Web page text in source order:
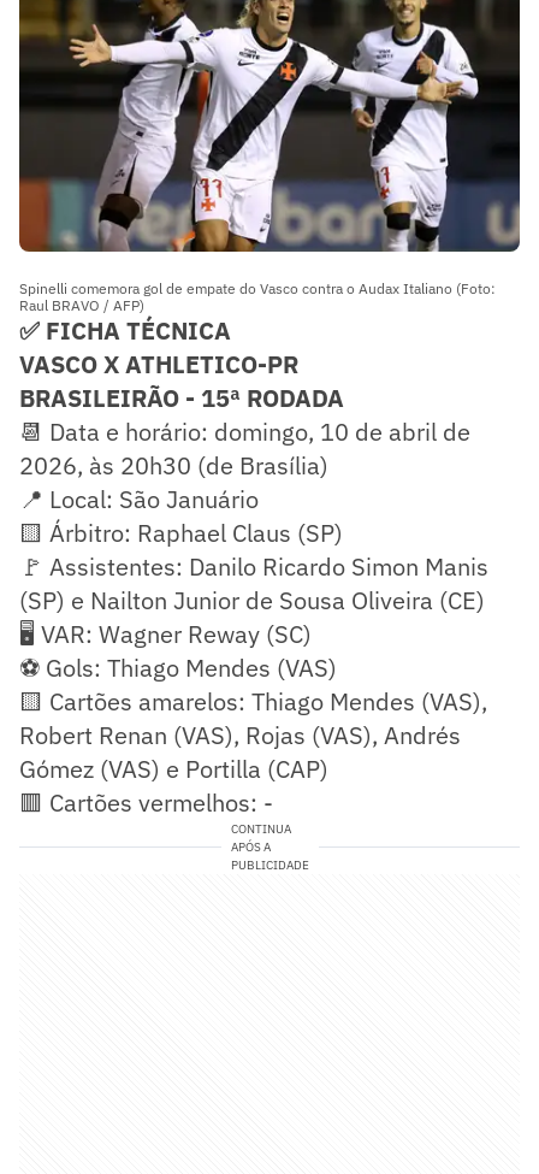
Spinelli comemora gol de empate do Vasco contra o Audax Italiano (Foto:
Raul BRAVO / AFP)
✅ FICHA TÉCNICA
VASCO X ATHLETICO-PR
BRASILEIRÃO - 15ª RODADA
📆 Data e horário: domingo, 10 de abril de
2026, às 20h30 (de Brasília)
📍 Local: São Januário
🟨 Árbitro: Raphael Claus (SP)
🚩 Assistentes: Danilo Ricardo Simon Manis
(SP) e Nailton Junior de Sousa Oliveira (CE)
🖥️ VAR: Wagner Reway (SC)
⚽ Gols: Thiago Mendes (VAS)
🟨 Cartões amarelos: Thiago Mendes (VAS),
Robert Renan (VAS), Rojas (VAS), Andrés
Gómez (VAS) e Portilla (CAP)
🟥 Cartões vermelhos: -
CONTINUA
APÓS A
PUBLICIDADE